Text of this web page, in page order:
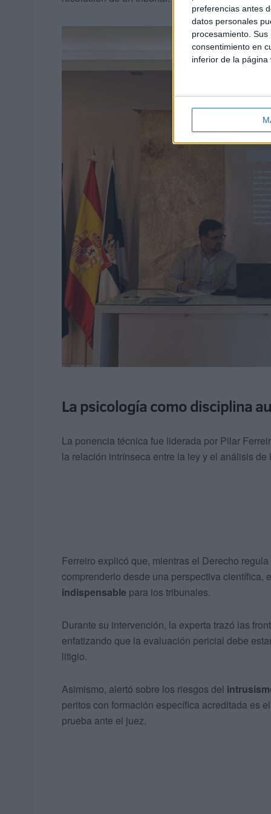
preferencias antes
datos personales
procesamiento.
consentimiento en
inferior de la página
La psicología como disciplina
La ponencia técnica fue liderada por Pilar
la relación intrínseca entre la ley y el análisis de
Ferreiro explicó que, mientras el Derecho
comprenderlo desde una perspectiva científica,
indispensable para los tribunales.
Durante su intervención, la experta trazó las
enfatizando que la evaluación pericial debe
litigio.
Asimismo, alertó sobre los riesgos del
peritos con formación específica acreditada es
prueba ante el juez.